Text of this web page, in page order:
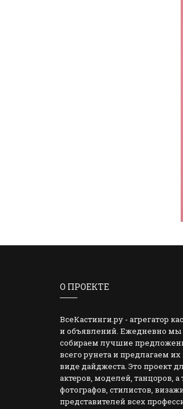
О ПРОЕКТЕ
ВсеКастинги.ру - агрегатор
и объявлений. Ежедневно мы
собираем лучшие
всего рунета и предлагаем их
виде дайджеста. Это проект
актеров, моделей, танцоров, а
фотографов, стилистов,
представителей всех